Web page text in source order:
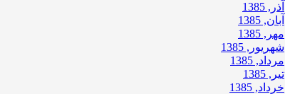
آذر, 1385
آبان, 1385
مهر, 1385
شهریور, 1385
مرداد, 1385
تیر, 1385
خرداد, 1385